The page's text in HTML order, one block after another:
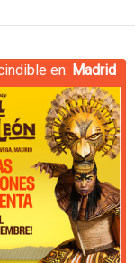
en: Madrid